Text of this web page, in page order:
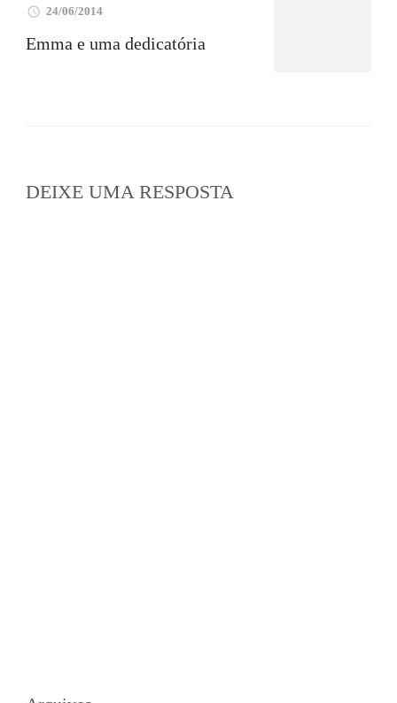
24/06/2014
Emma e uma dedicatória
DEIXE UMA RESPOSTA